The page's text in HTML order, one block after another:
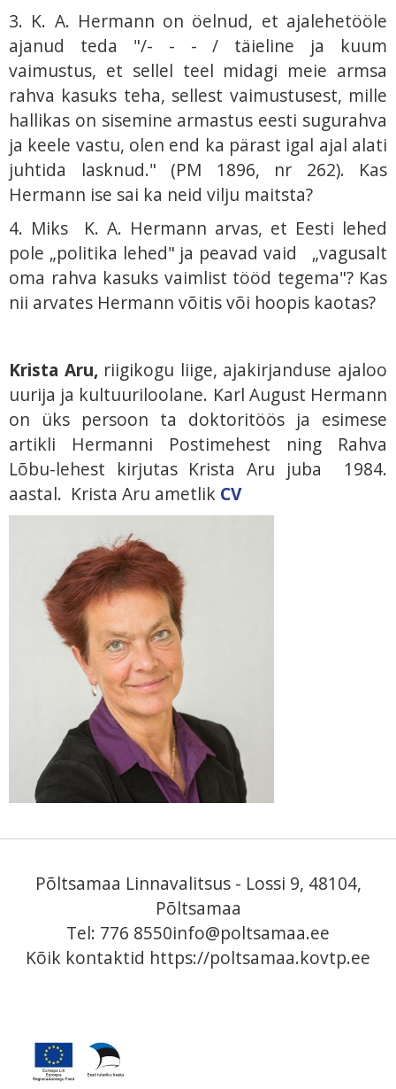
3. K. A. Hermann on öelnud, et ajalehetööle
ajanud teda "/- - - / täieline ja kuum
vaimustus, et sellel teel midagi meie armsa
rahva kasuks teha, sellest vaimustusest, mille
hallikas on sisemine armastus eesti sugurahva
ja keele vastu, olen end ka pärast igal ajal alati
juhtida lasknud." (PM 1896, nr 262). Kas
Hermann ise sai ka neid vilju maitsta?
4. Miks K. A. Hermann arvas, et Eesti lehed
pole „politika lehed" ja peavad vaid „vagusalt
oma rahva kasuks vaimlist tööd tegema"? Kas
nii arvates Hermann võitis või hoopis kaotas?
Krista Aru, riigikogu liige, ajakirjanduse ajaloo
uurija ja kultuuriloolane. Karl August Hermann
on üks persoon ta doktoritöös ja esimese
artikli Hermanni Postimehest ning Rahva
Lõbu-lehest kirjutas Krista Aru juba 1984.
aastal. Krista Aru ametlik CV
Põltsamaa Linnavalitsus - Lossi 9, 48104,
Põltsamaa
Tel: 776 8550info@poltsamaa.ee
Kõik kontaktid https://poltsamaa.kovtp.ee